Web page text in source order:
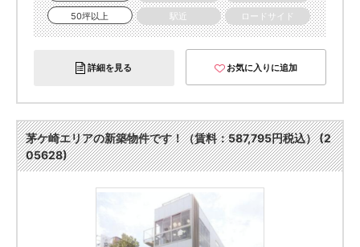
50坪以上
駅近 ロードサイド
詳細を見る お気に入りに追加
茅ケ崎エリアの新築物件です！（賃料：587,795円税込） (2
05628)